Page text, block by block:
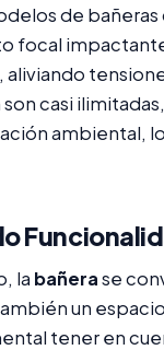
de bañeras
focal
casi
ambiental,
la bañerase
un
tener en